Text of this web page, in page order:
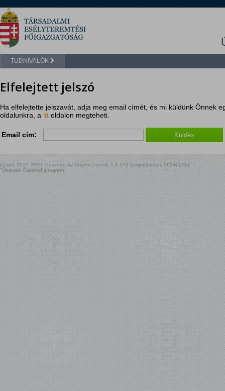
TUDNIVALÓK
Elfelejtett jelszó
Ha elfelejtette jelszavát, adja meg email címét, és mi küldünk Önnek
oldalunkra, a itt oldalon megteheti.
Email cím:
(c) tml, 2017-2020. Powered by Crayon | verzió 1.1.172 (origin/master, 36040260)
"Útravaló Ösztöndíjprogram"